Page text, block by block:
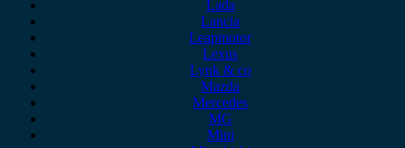
Lada
Lancia
Leapmotor
Lexus
Lynk & co
Mazda
Mercedes
MG
Mini